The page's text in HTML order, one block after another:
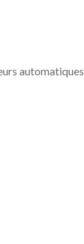
automatiques